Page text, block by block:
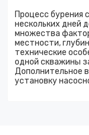
Процесс бурения
нескольких дней
множества
местности,
технические
одной скважины
Дополнительное
установку